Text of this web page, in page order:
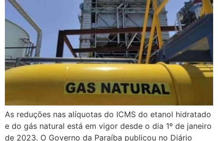
As reduções nas alíquotas do ICMS do etanol hidratado
e do gás natural está em vigor desde o dia 1º de janeiro
de 2023. O Governo da Paraíba publicou no Diário